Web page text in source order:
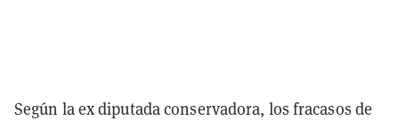
Según la ex diputada conservadora, los fracasos de